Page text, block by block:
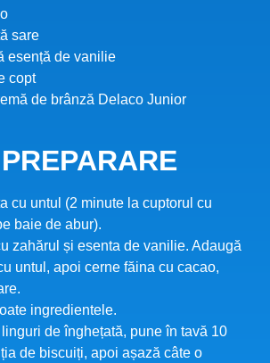
sare
esență de vanilie
copt
de brânză Delaco Junior
cu untul (2 minute la cuptorul cu
baie de abur).
zahărul și esenta de vanilie. Adaugă
untul, apoi cerne făina cu cacao,
ingredientele.
de înghețată, pune în tavă 10
de biscuiți, apoi așază câte o